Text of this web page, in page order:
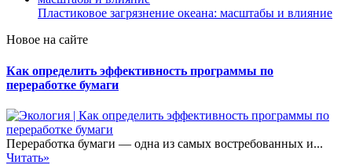
Пластиковое загрязнение океана: масштабы и влияние
Новое на сайте
Как определить эффективность программы по
переработке бумаги
Переработка бумаги — одна из самых востребованных и...
Читать»